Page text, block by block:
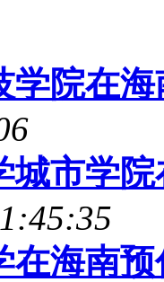
学院在
城市学
在海南